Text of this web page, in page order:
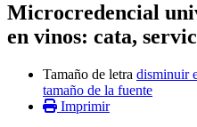
Microcredencial
en vinos: cata,
Tamaño de letra disminuir
tamaño de la fuente
Imprimir